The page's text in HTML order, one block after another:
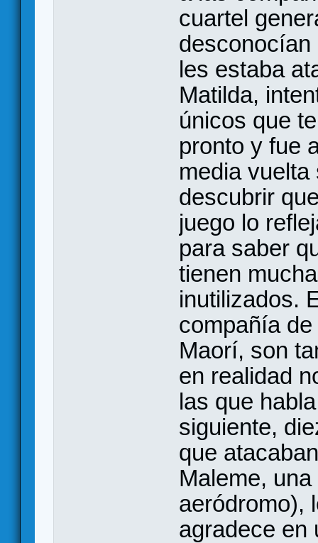
cuartel
desconocían
les estaba
Matilda,
únicos que
pronto y fue
media
descubrir
juego lo
para saber
tienen
inutilizados.
compañía
Maorí, son
en realidad
las que
siguiente,
que
Maleme,
aeródromo),
agradece en